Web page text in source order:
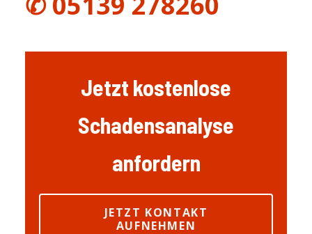
Jetzt kostenlose
Schadensanalyse
anfordern
JETZT KONTAKT
AUFNEHMEN